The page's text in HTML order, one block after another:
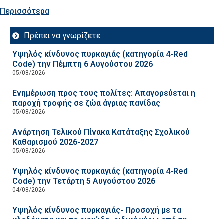
Περισσότερα
Πρέπει να γνωρίζετε
Υψηλός κίνδυνος πυρκαγιάς (κατηγορία 4-Red
Code) την Πέμπτη 6 Αυγούστου 2026
05/08/2026
Ενημέρωση προς τους πολίτες: Απαγορεύεται η
παροχή τροφής σε ζώα άγριας πανίδας
05/08/2026
Ανάρτηση Τελικού Πίνακα Κατάταξης Σχολικού
Καθαρισμού 2026-2027
05/08/2026
Υψηλός κίνδυνος πυρκαγιάς (κατηγορία 4-Red
Code) την Τετάρτη 5 Αυγούστου 2026
04/08/2026
Υψηλός κίνδυνος πυρκαγιάς- Προσοχή με τα